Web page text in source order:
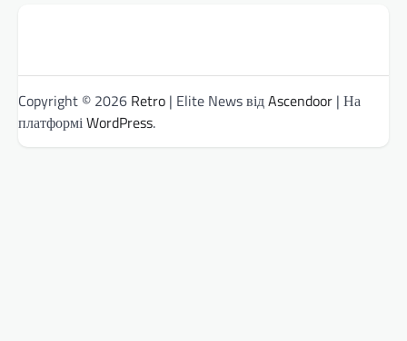
Copyright © 2026 Retro | Elite News відAscendoor | На
платформіWordPress.